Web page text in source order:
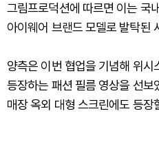
그림프로덕션에 따르면 이는 국
아이웨어 브랜드 모델로 발탁된
양측은 이번 협업을 기념해 위
등장하는 패션 필름 영상을 선보
매장 옥외 대형 스크린에도 등장